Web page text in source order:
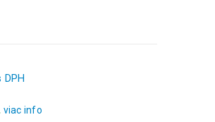
DPH
viac info